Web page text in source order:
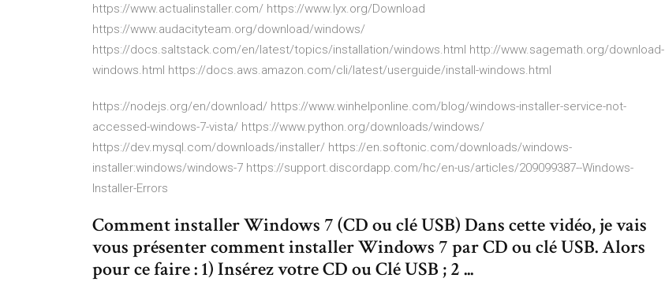
https://www.actualinstaller.com/ https://www.lyx.org/Download
https://www.audacityteam.org/download/windows/
https://docs.saltstack.com/en/latest/topics/installation/windows.html http://www.sagemath.org/download-
windows.html https://docs.aws.amazon.com/cli/latest/userguide/install-windows.html
https://nodejs.org/en/download/ https://www.winhelponline.com/blog/windows-installer-service-not-
accessed-windows-7-vista/ https://www.python.org/downloads/windows/
https://dev.mysql.com/downloads/installer/ https://en.softonic.com/downloads/windows-
installer:windows/windows-7 https://support.discordapp.com/hc/en-us/articles/209099387--Windows-
Installer-Errors
Comment installer Windows 7 (CD ou clé USB) Dans cette vidéo, je vais
vous présenter comment installer Windows 7 par CD ou clé USB. Alors
pour ce faire : 1) Insérez votre CD ou Clé USB ; 2 ...